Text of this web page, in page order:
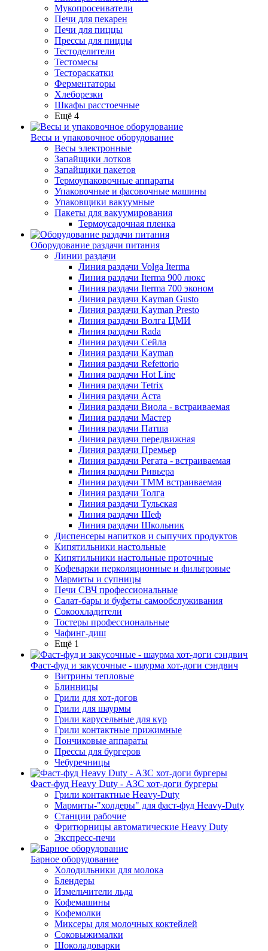
Мукопросеиватели
Печи для пекарен
Печи для пиццы
Прессы для пиццы
Тестоделители
Тестомесы
Тестораскатки
Ферментаторы
Хлеборезки
Шкафы расстоечные
Ещё 4
Весы и упаковочное оборудование
Весы электронные
Запайщики лотков
Запайщики пакетов
Термоупаковочные аппараты
Упаковочные и фасовочные машины
Упаковщики вакуумные
Пакеты для вакуумирования
Термоусадочная пленка
Оборудование раздачи питания
Линии раздачи
Линия раздачи Volga Iterma
Линия раздачи Iterma 900 люкс
Линия раздачи Iterma 700 эконом
Линия раздачи Kayman Gusto
Линия раздачи Kayman Presto
Линия раздачи Волга ЦМИ
Линия раздачи Rada
Линия раздачи Сейла
Линия раздачи Kayman
Линия раздачи Refettorio
Линия раздачи Hot Line
Линия раздачи Tetrix
Линия раздачи Аста
Линия раздачи Виола - встраиваемая
Линия раздачи Мастер
Линия раздачи Патша
Линия раздачи передвижная
Линия раздачи Премьер
Линия раздачи Регата - встраиваемая
Линия раздачи Ривьера
Линия раздачи ТММ встраиваемая
Линия раздачи Толга
Линия раздачи Тульская
Линия раздачи Шеф
Линия раздачи Школьник
Диспенсеры напитков и сыпучих продуктов
Кипятильники настольные
Кипятильники настольные проточные
Кофеварки перколяционные и фильтровые
Мармиты и супницы
Печи СВЧ профессиональные
Салат-бары и буфеты самообслуживания
Сокоохладители
Тостеры профессиональные
Чафинг-диш
Ещё 1
Фаст-фуд и закусочные - шаурма хот-доги сэндвич
Витрины тепловые
Блинницы
Грили для хот-догов
Грили для шаурмы
Грили карусельные для кур
Грили контактные прижимные
Пончиковые аппараты
Прессы для бургеров
Чебуречницы
Фаст-фуд Heavy Duty - АЗС хот-доги бургеры
Грили контактные Heavy-Duty
Мармиты-"холдеры" для фаст-фуд Heavy-Duty
Станции рабочие
Фритюрницы автоматические Heavy Duty
Экспресс-печи
Барное оборудование
Холодильники для молока
Блендеры
Измельчители льда
Кофемашины
Кофемолки
Миксеры для молочных коктейлей
Соковыжималки
Шоколадоварки